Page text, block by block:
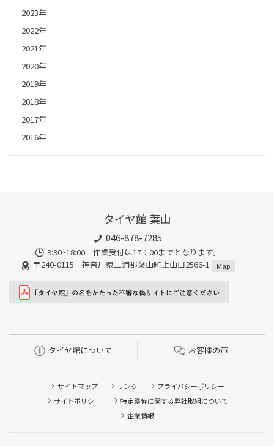
2023年
2022年
2021年
2020年
2019年
2018年
2017年
2016年
タイヤ館 葉山
046-878-7285
9:30~18:00 作業受付は17：00までとなります。
〒240-0115 神奈川県三浦郡葉山町上山口2566-1
Map
タイヤ館について お客様の声
サイトマップ リンク
プライバシーポリシー
サイトポリシー
特定整備に関する弊社取組について
企業情報